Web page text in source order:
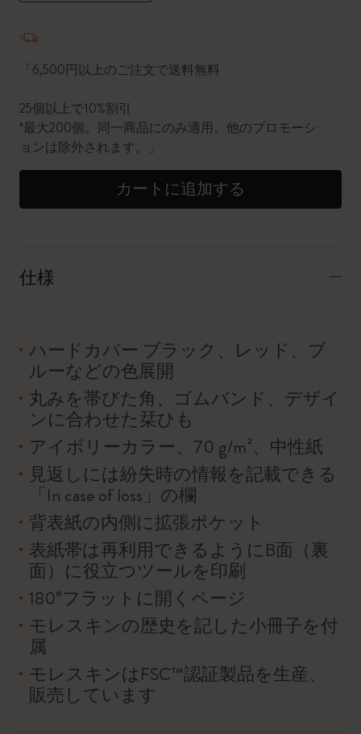
「6,500円以上のご注文で送料無料
25個以上で10%割引
*最大200個。同一商品にのみ適用。他のプロモーシ
ョンは除外されます。」
カートに追加する
仕様
ハードカバー ブラック、レッド、ブ
ルーなどの色展開
丸みを帯びた角、ゴムバンド、デザイ
ンに合わせた栞ひも
アイボリーカラー、70 g/m²、中性紙
見返しには紛失時の情報を記載できる
「In case of loss」の欄
背表紙の内側に拡張ポケット
表紙帯は再利用できるようにB面（裏
面）に役立つツールを印刷
180°フラットに開くページ
モレスキンの歴史を記した小冊子を付
属
モレスキンはFSC™認証製品を生産、
販売しています